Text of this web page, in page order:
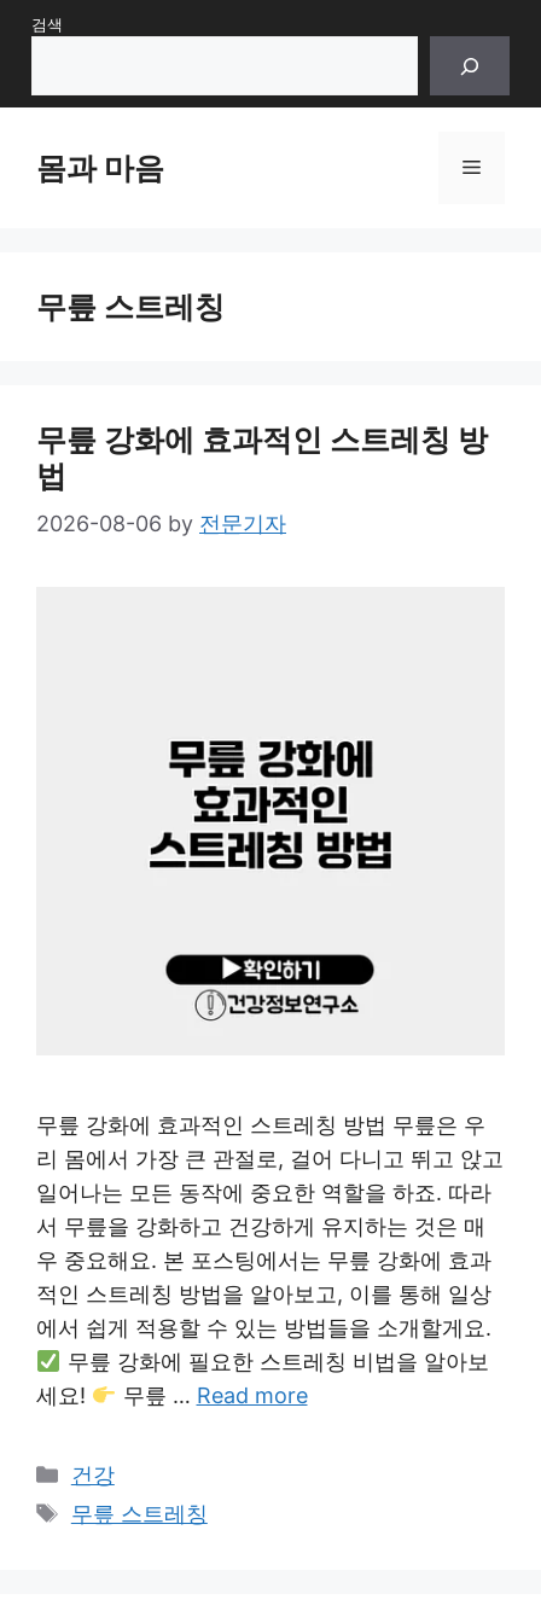
Skip검색
몸과 마음 Menu
무릎 스트레칭
무릎 강화에 효과적인 스트레칭 방
법
2026-08-06 by 전문기자
무릎 강화에 효과적인 스트레칭 방법 무릎은 우
리 몸에서 가장 큰 관절로, 걸어 다니고 뛰고 앉고
일어나는 모든 동작에 중요한 역할을 하죠. 따라
서 무릎을 강화하고 건강하게 유지하는 것은 매
우 중요해요. 본 포스팅에서는 무릎 강화에 효과
적인 스트레칭 방법을 알아보고, 이를 통해 일상
에서 쉽게 적용할 수 있는 방법들을 소개할게요.
무릎 강화에 필요한 스트레칭 비법을 알아보
세요!
무릎 … Read more
Categories
건강
Tags
무릎 스트레칭